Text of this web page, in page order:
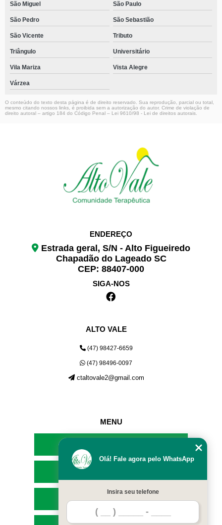
São Miguel São Paulo
São Pedro São Sebastião
São Vicente Tributo
Triângulo Universitário
Vila Mariza Vista Alegre
Várzea
O conteúdo do texto desta página é de direito reservado. Sua reprodução, parcial ou total,
mesmo citando nossos links, é proibida sem a autorização do autor. Crime de violação de
direito autoral – artigo 184 do Código Penal – Lei 9610/98 - Lei de direitos autorais
ENDEREÇO
Estrada geral, S/N - Alto Figueiredo
Chapadão do Lageado SC
CEP: 88407-000
SIGA-NOS
ALTO VALE
(47) 98427-6659
(47) 98496-0097
ctaltovale2@gmail.com
MENU
SERVIÇOS
Olá! Fale agora pelo WhatsApp
Insira seu telefone